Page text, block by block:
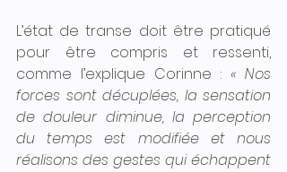
L’état de transe doit être pratiqué
pour être compris et ressenti,
comme l’explique Corinne : « Nos
forces sont décuplées, la sensation
de douleur diminue, la perception
du temps est modifiée et nous
réalisons des gestes qui échappent